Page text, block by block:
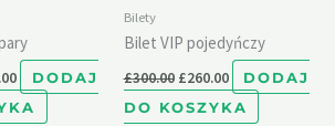
DODAJ
Bilety
Bilet VIP pojedyńczy
£300.00 £260.00
DODAJ
DO KOSZYKA